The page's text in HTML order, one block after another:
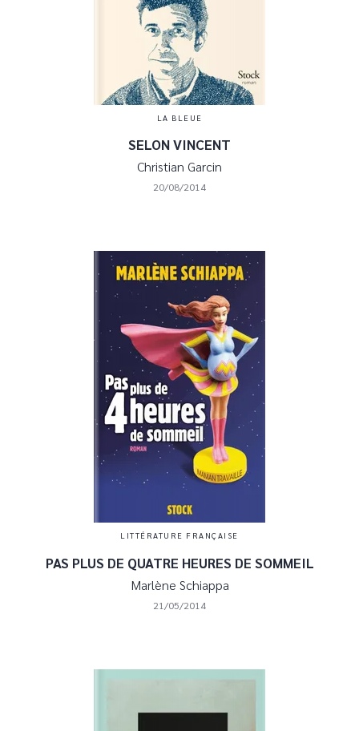
LA BLEUE
SELON VINCENT
Christian Garcin
20/08/2014
LITTÉRATURE FRANÇAISE
PAS PLUS DE QUATRE HEURES DE SOMMEIL
Marlène Schiappa
21/05/2014